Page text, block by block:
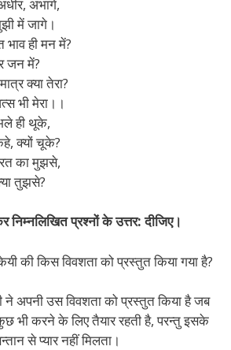
अभागे,
में जागे।
भाव ही मन में?
जन में?
क्या तेरा?
भी मेरा।।
ही थूके,
क्यों चूके?
का मुझसे,
तुझसे?
निम्नलिखित प्रश्नों के उत्तर: दीजिए।
की किस विवशता को प्रस्तुत किया गया है?
ने अपनी उस विवशता को प्रस्तुत किया है जब
भी करने के लिए तैयार रहती है, परन्तु इसके
से प्यार नहीं मिलता।